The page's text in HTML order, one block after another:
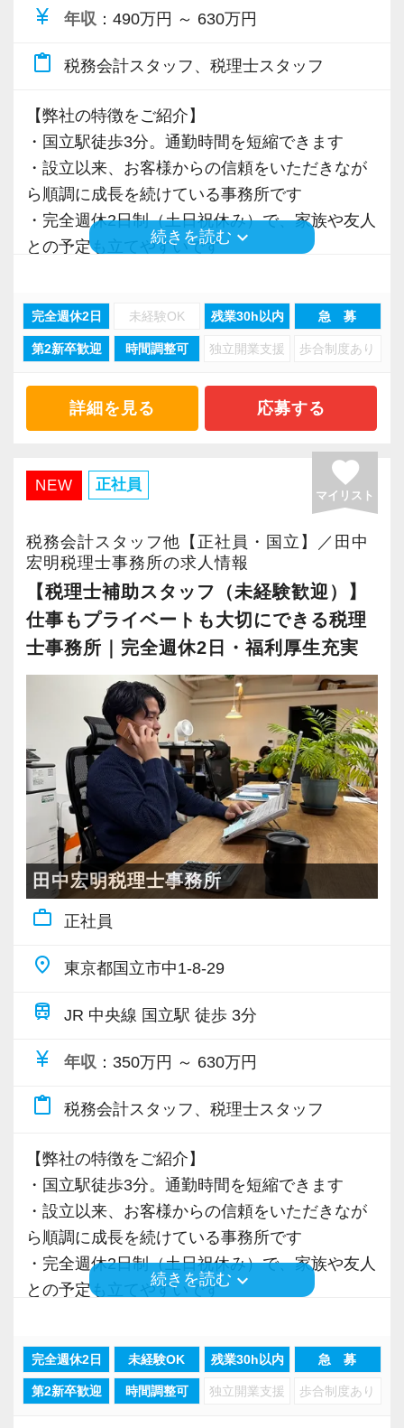
・隔月で税法・実務の学習会あり
・事業拡大に伴う増員募集
・組織力強化に向けた採用
・将来の中核人材を募集
＜先輩スタッフの声＞
Q. 当事務所を選んだ理由は？
所を決めました。
Q. 実際に働いてみてどうですか？
より成長スピードが上がったと感じています。
A. 上司や先輩に相談しやすく、風通しの良い職
＜求める人材＞
・税務経験を活かして成長したい方
・キャリアアップ志向のある方
・主体的に業務を進められる方
・資産税など専門性を高めたい方
・将来的にマネジメントに関わりたい方
＜まずはカジュアル面談へ＞
・事前に気軽な面談を実施
・仕事内容やキャリアを相談可
・ざっくばらんに質問OK
・納得後に選考へ進めます
・入社時期は柔軟に対応
・半年～1年の調整も可能
「応募する」からお気軽にご連絡ください。
currency_yen 年収 ：490万円 ～ 630万円
content_paste 税務会計スタッフ、税理士スタッフ
【弊社の特徴をご紹介】
・国立駅徒歩3分。通勤時間を短縮できます
・設立以来、お客様からの信頼をいただきなが
ら順調に成長を続けている事務所です
・完全週休2日制（土日祝休み）で、家族や友人
との予定も立てやすいです
して取り組めます
・AIやデジタル化による業務効率化に取り組
み、メリハリを持って働ける環境づくりを徹底
躍しています
・資格取得支援や手当あり！働きながら資格取
・未経験者も経験者も、それぞれに合った成長
【事務所について】
国立駅徒歩3分、少数精鋭の税理士事務所です。
当事務所が掲げる経営理念は「関与先企業100％
黒字化」です。
取得を目指して勉強中の方など、さまざまなメ
ンバーが在籍しています。
これまで業界未経験で入社された方や、経験を
活かして入社された方も活躍しています。
そんな当事務所では、どのような方でも安心し
て長く働ける税理士事務所を創っていくことを
目標にしています。
この業界では、AIやデジタルの活用が急速に進
んでいます。
当事務所では早い段階から、業務効率化につな
がるものは積極的に導入し、それが働くスタッ
フのため、お客様のためになるよう取り組んで
きました。
もが「ここで働きたい」と思える事務所づくり
当事務所は、何よりも時間を大切にしていま
す。
そのため、業務の中で発生する無駄な作業を見
直し、効率化できる部分には積極的に取り組ん
でいます。
限られた時間の中で集中して業務に取り組み、
してほしいという考えです。
当事務所には、子育てをしながら働いているス
タッフや、プライベートの時間を大切にしてい
続きを読む keyboard_arrow_down
完全週休2日 未経験OK 残業30h以内 急 募
第2新卒歓迎 時間調整可 独立開業支援 歩合制度あり
詳細を見る 応募する
NEW 正社員 favorite
マイリスト
税務会計スタッフ他【正社員・国立】／田中
宏明税理士事務所の求人情報
【税理士補助スタッフ（未経験歓迎）】
仕事もプライベートも大切にできる税理
士事務所｜完全週休2日・福利厚生充実
田中宏明税理士事務所
work_outline 正社員
place 東京都国立市中1-8-29
train JR 中央線 国立駅 徒歩 3分
currency_yen 年収 ：350万円 ～ 630万円
content_paste 税務会計スタッフ、税理士スタッフ
【弊社の特徴をご紹介】
・国立駅徒歩3分。通勤時間を短縮できます
・設立以来、お客様からの信頼をいただきなが
ら順調に成長を続けている事務所です
・完全週休2日制（土日祝休み）で、家族や友人
との予定も立てやすいです
・AIやデジタル化による業務効率化に取り組
み、メリハリを持って働ける環境づくりを徹底
続きを読む keyboard_arrow_down
完全週休2日 未経験OK 残業30h以内 急 募
第2新卒歓迎 時間調整可 独立開業支援 歩合制度あり